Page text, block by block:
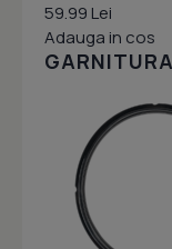
59.99 Lei
Adauga in cos